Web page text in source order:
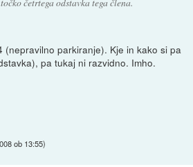
(nepravilno parkiranje). Kje in kako si pa
pa tukaj ni razvidno. Imho.
ob 13:55)